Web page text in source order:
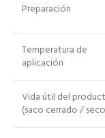
Preparación
Temperatura de
aplicación
Vida útil del
(saco cerrado /